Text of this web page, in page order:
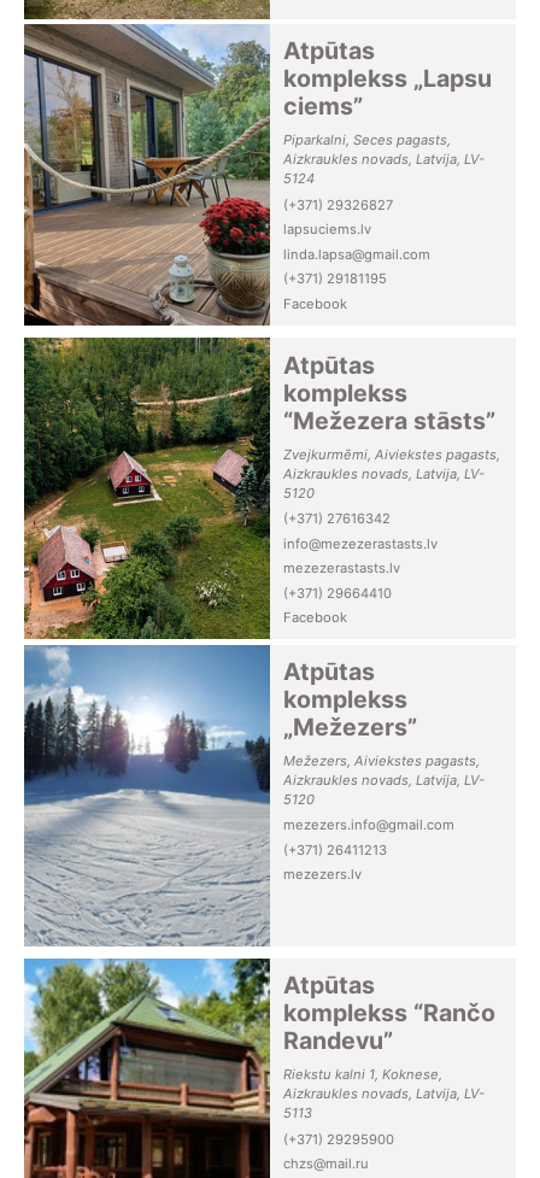
Atpūtas
komplekss „Lapsu
ciems”
Piparkalni, Seces pagasts,
Aizkraukles novads, Latvija, LV-
5124
(+371) 29326827
lapsuciems.lv
linda.lapsa@gmail.com
(+371) 29181195
Facebook
Atpūtas
komplekss
“Mežezera stāsts”
Zvejkurmēmi, Aiviekstes pagasts,
Aizkraukles novads, Latvija, LV-
5120
(+371) 27616342
info@mezezerastasts.lv
mezezerastasts.lv
(+371) 29664410
Facebook
Atpūtas
komplekss
„Mežezers”
Mežezers, Aiviekstes pagasts,
Aizkraukles novads, Latvija, LV-
5120
mezezers.info@gmail.com
(+371) 26411213
mezezers.lv
Atpūtas
komplekss “Rančo
Randevu”
Riekstu kalni 1, Koknese,
Aizkraukles novads, Latvija, LV-
5113
(+371) 29295900
chzs@mail.ru